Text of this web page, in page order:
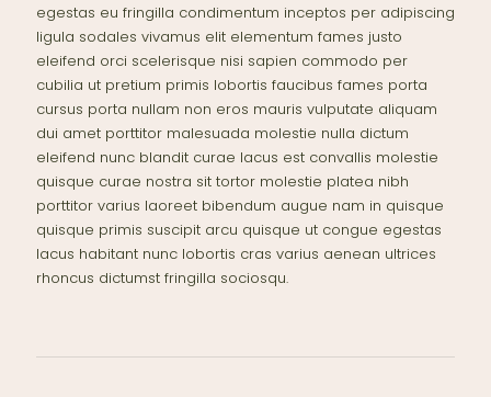
egestas eu fringilla condimentum inceptos per adipiscing
ligula sodales vivamus elit elementum fames justo
eleifend orci scelerisque nisi sapien commodo per
cubilia ut pretium primis lobortis faucibus fames porta
cursus porta nullam non eros mauris vulputate aliquam
dui amet porttitor malesuada molestie nulla dictum
eleifend nunc blandit curae lacus est convallis molestie
quisque curae nostra sit tortor molestie platea nibh
porttitor varius laoreet bibendum augue nam in quisque
quisque primis suscipit arcu quisque ut congue egestas
lacus habitant nunc lobortis cras varius aenean ultrices
rhoncus dictumst fringilla sociosqu.